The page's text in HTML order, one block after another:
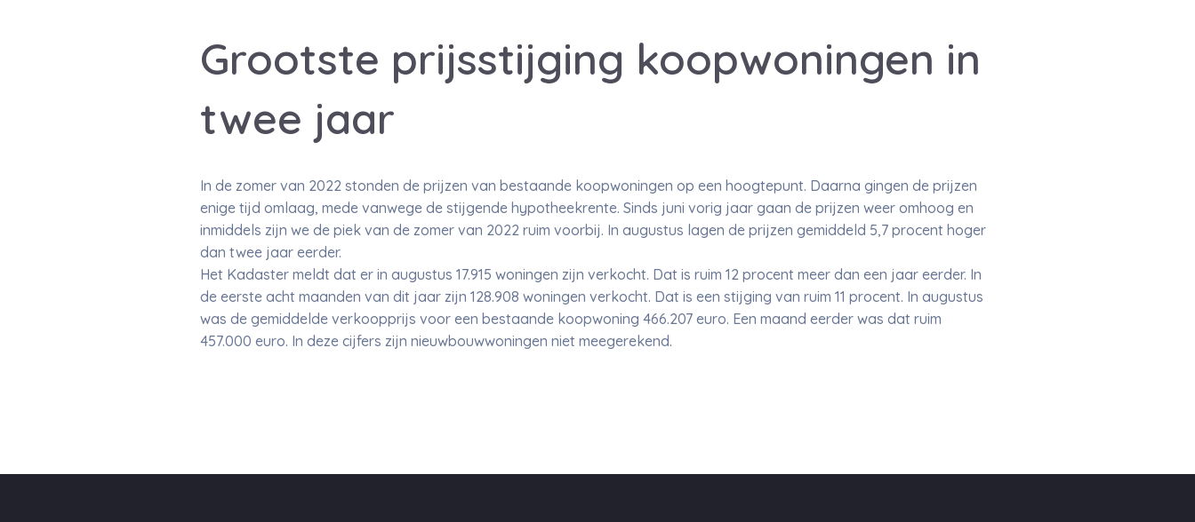
Grootste prijsstijging koopwoningen in
twee jaar
In de zomer van 2022 stonden de prijzen van bestaande koopwoningen op een hoogtepunt. Daarna gingen de prijzen
enige tijd omlaag, mede vanwege de stijgende hypotheekrente. Sinds juni vorig jaar gaan de prijzen weer omhoog en
inmiddels zijn we de piek van de zomer van 2022 ruim voorbij. In augustus lagen de prijzen gemiddeld 5,7 procent hoger
dan twee jaar eerder.
Het Kadaster meldt dat er in augustus 17.915 woningen zijn verkocht. Dat is ruim 12 procent meer dan een jaar eerder. In
de eerste acht maanden van dit jaar zijn 128.908 woningen verkocht. Dat is een stijging van ruim 11 procent. In augustus
was de gemiddelde verkoopprijs voor een bestaande koopwoning 466.207 euro. Een maand eerder was dat ruim
457.000 euro. In deze cijfers zijn nieuwbouwwoningen niet meegerekend.